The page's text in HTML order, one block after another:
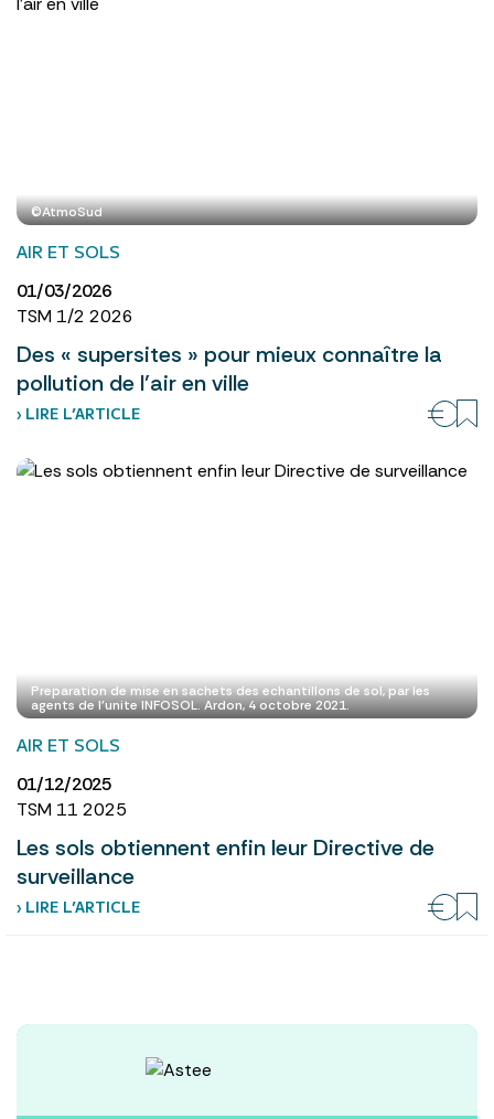
©AtmoSud
AIR ET SOLS
01/03/2026
TSM 1/2 2026
Des « supersites » pour mieux connaître la
pollution de l’air en ville
› LIRE L’ARTICLE
Preparation de mise en sachets des echantillons de sol, par les
agents de l'unite INFOSOL. Ardon, 4 octobre 2021.
AIR ET SOLS
01/12/2025
TSM 11 2025
Les sols obtiennent enfin leur Directive de
surveillance
› LIRE L’ARTICLE